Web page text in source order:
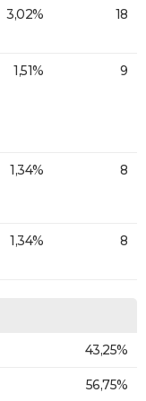
3,02% 18
1,51% 9
1,34% 8
1,34% 8
43,25%
56,75%